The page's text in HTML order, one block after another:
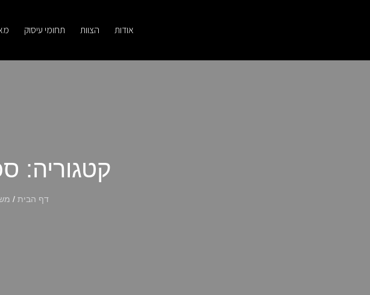
אודות הצוות תחומי עיסוק
קטגוריה:
דף הבית /